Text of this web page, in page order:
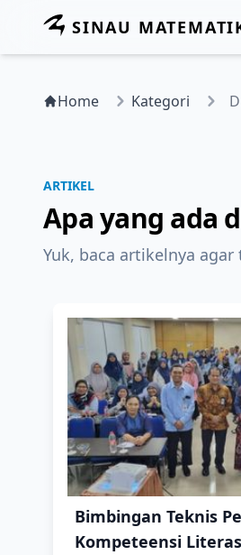
SINAU
Home Kategori
ARTIKEL
Apa yang ada
Yuk, baca artikelnya
Bimbingan Teknis
Kompeteensi